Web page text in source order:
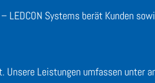
Systems berät Kunden
Leistungen umfassen unter